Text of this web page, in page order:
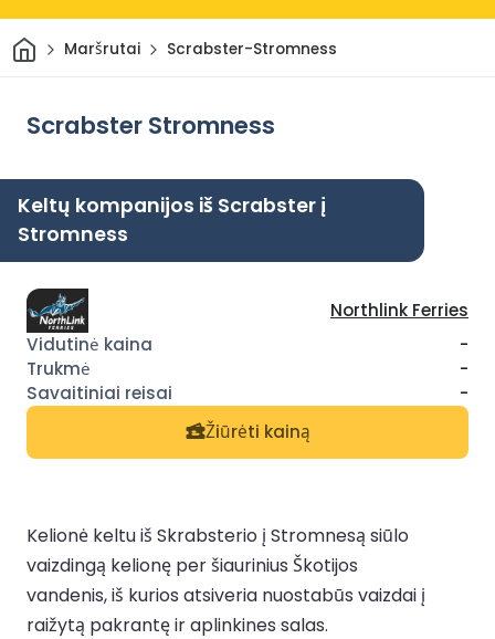
Pradžia
Maršrutai Scrabster-Stromness
Scrabster Stromness
Keltų kompanijos iš Scrabster į
Stromness
Northlink Ferries
-
-
-
Žiūrėti kainą
Kelionė keltu iš Skrabsterio į Stromnesą siūlo
vaizdingą kelionę per šiaurinius Škotijos
vandenis, iš kurios atsiveria nuostabūs vaizdai į
raižytą pakrantę ir aplinkines salas.